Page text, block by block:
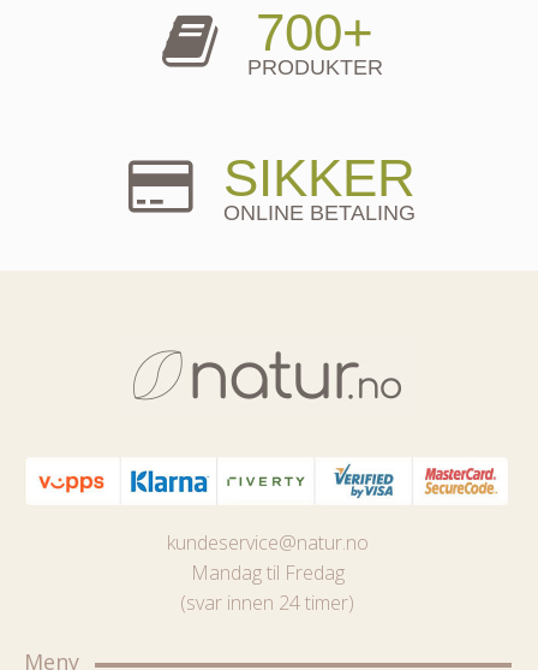
700+
PRODUKTER
SIKKER
ONLINE BETALING
kundeservice@natur.no
Mandag til Fredag
(svar innen 24 timer)
Meny